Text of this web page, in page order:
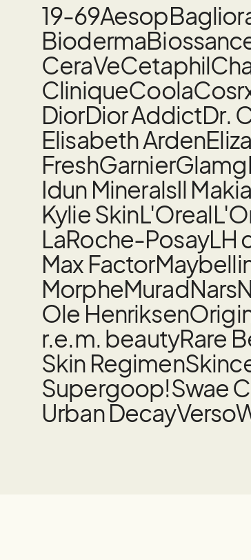
19-69Aesop
Bioderma
CeraVeCetaphil
CliniqueCoola
DiorDior AddictDr.
Elisabeth Arden
FreshGarnier
Idun MineralsIl
Kylie SkinL'Oreal
LaRoche-PosayLH
Max Factor
MorpheMuradNars
Ole Henriksen
r.e.m. beautyRare
Skin Regimen
Supergoop!Swae
Urban DecayVerso